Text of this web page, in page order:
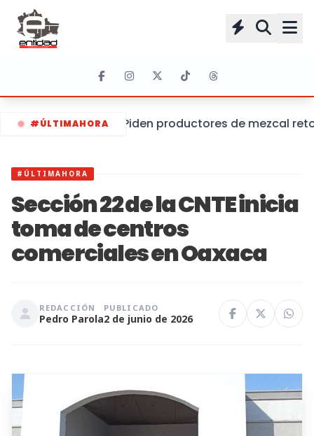
#ÚLTIMAHORA Piden productores de mezcal
#ÚLTIMAHORA
Sección 22 de la CNTE inicia
toma de centros
comerciales en Oaxaca
REDACCIÓN
Pedro Parola
PUBLICADO
2 de junio de 2026